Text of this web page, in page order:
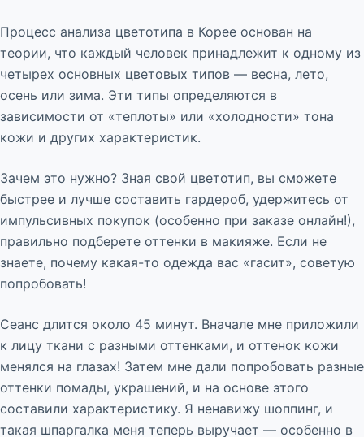
Процесс анализа цветотипа в Корее основан на
теории, что каждый человек принадлежит к одному из
четырех основных цветовых типов — весна, лето,
осень или зима. Эти типы определяются в
зависимости от «теплоты» или «холодности» тона
кожи и других характеристик.
Зачем это нужно? Зная свой цветотип, вы сможете
быстрее и лучше составить гардероб, удержитесь от
импульсивных покупок (особенно при заказе онлайн!),
правильно подберете оттенки в макияже. Если не
знаете, почему какая-то одежда вас «гасит», советую
попробовать!
Сеанс длится около 45 минут. Вначале мне приложили
к лицу ткани с разными оттенками, и оттенок кожи
менялся на глазах! Затем мне дали попробовать разные
оттенки помады, украшений, и на основе этого
составили характеристику. Я ненавижу шоппинг, и
такая шпаргалка меня теперь выручает — особенно в